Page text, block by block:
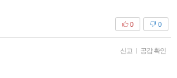
0
0
신고 | 공감 확인